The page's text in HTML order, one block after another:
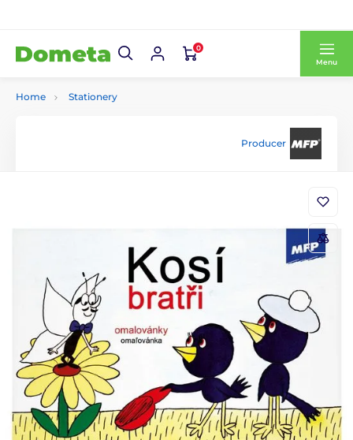
0
Menu
Home Stationery
Producer